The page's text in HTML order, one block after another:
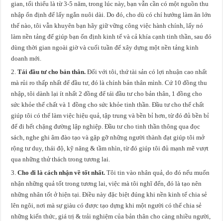
gian, tối thiểu là từ 3-5 năm, trong lúc này, bạn vẫn cần có một nguồn thu
nhập ổn định để lấy ngắn nuôi dài. Do đó, cho dù có chí hướng làm ăn lớn
thế nào, tôi vẫn khuyên bạn hãy giữ vững công việc hành chính, lấy nó
làm nền tảng để giúp bạn ổn định kinh tế và cả khía cạnh tinh thần, sau đó
dùng thời gian ngoài giờ và cuối tuần để xây dựng một nền tảng kinh
doanh mới.
Tái đầu tư cho bản thân.Đối với tôi, thứ tài sản có lợi nhuận cao nhất
mà rủi ro thấp nhất để đầu tư, đó là chính bản thân mình. Cứ 10 đồng thu
nhập, tôi dành lại ít nhất 2 đồng để tái đầu tư cho bản thân, 1 đồng cho
sức khỏe thể chất và 1 đồng cho sức khỏe tinh thần. Đầu tư cho thể chất
giúp tôi có thể làm việc hiệu quả, tập trung và bền bỉ hơn, từ đó đủ bền bỉ
để đi hết chặng đường lập nghiệp. Đầu tư cho tinh thần thông qua đọc
sách, nghe ghi âm đào tạo và gặp gỡ những người thành đạt giúp tôi mở
rộng tư duy, thái độ, kỹ năng & tầm nhìn, từ đó giúp tôi đủ mạnh mẽ vượt
qua những thử thách trong tương lai.
Cho đi là cách nhận về tốt nhất.Tôi tin vào nhân quả, do đó nếu muốn
nhận những quả tốt trong tương lai, việc mà tôi nghĩ đến, đó là tạo nên
những nhân tốt ở hiện tại. Điều này đặc biệt đúng khi nền kinh tế chia sẻ
lên ngôi, nơi mà sự giàu có được tạo dựng khi một người có thể chia sẻ
những kiến thức, giá trị & trải nghiệm của bản thân cho càng nhiều người,